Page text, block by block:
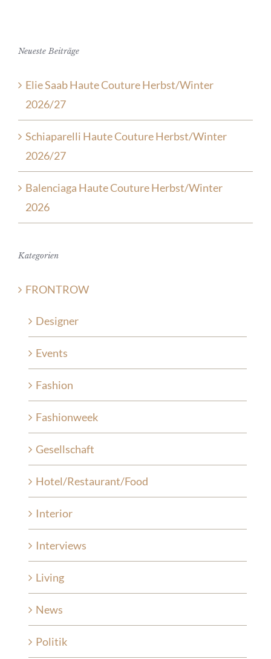
Neueste Beiträge
Elie Saab Haute Couture Herbst/Winter
2026/27
Schiaparelli Haute Couture Herbst/Winter
2026/27
Balenciaga Haute Couture Herbst/Winter
2026
Kategorien
FRONTROW
Designer
Events
Fashion
Fashionweek
Gesellschaft
Hotel/Restaurant/Food
Interior
Interviews
Living
News
Politik